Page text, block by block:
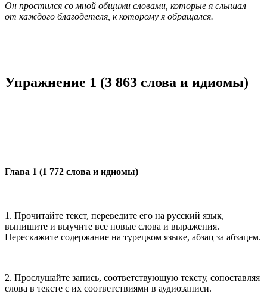
Он простился со мной общими словами, которые я слышал
от каждого благодетеля, к которому я обращался.
Упражнение 1 (3 863 слова и идиомы)
Глава 1 (1 772 слова и идиомы)
1. Прочитайте текст, переведите его на русский язык,
выпишите и выучите все новые слова и выражения.
Перескажите содержание на турецком языке, абзац за абзацем.
2. Прослушайте запись, соответствующую тексту, сопоставляя
слова в тексте с их соответствиями в аудиозаписи.